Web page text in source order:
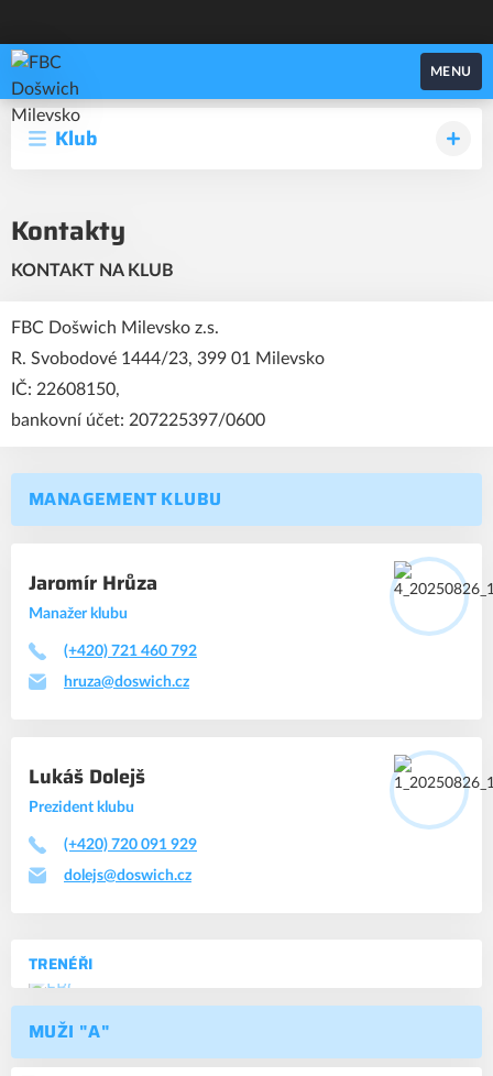
FBC Došwich Milevsko
MENU
Klub
Kontakty
KONTAKT NA KLUB
FBC Došwich Milevsko z.s.
R. Svobodové 1444/23, 399 01 Milevsko
IČ: 22608150,
bankovní účet: 207225397/0600
MANAGEMENT KLUBU
Jaromír Hrůza
Manažer klubu
(+420) 721 460 792
hruza@doswich.cz
Lukáš Dolejš
Prezident klubu
(+420) 720 091 929
dolejs@doswich.cz
TRENÉŘI
MUŽI "A"